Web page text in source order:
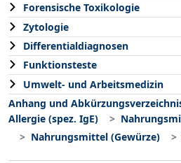
Forensische Toxikologie
Zytologie
Differentialdiagnosen
Funktionsteste
Umwelt- und Arbeitsmedizin
Anhang und
Allergie (spez. IgE)
Nahrungsmittel (Gewürze)